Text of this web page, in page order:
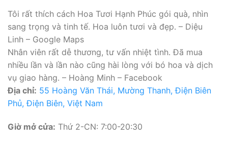
Tôi rất thích cách Hoa Tươi Hạnh Phúc gói quà, nhìn
sang trọng và tinh tế. Hoa luôn tươi và đẹp. – Diệu
Linh – Google Maps
Nhân viên rất dễ thương, tư vấn nhiệt tình. Đã mua
nhiều lần và lần nào cũng hài lòng với bó hoa và dịch
vụ giao hàng. – Hoàng Minh – Facebook
Địa chỉ: 55 Hoàng Văn Thái, Mường Thanh, Điện Biên
Phủ, Điện Biên, Việt Nam
Giờ mở cửa: Thứ 2-CN: 7:00-20:30